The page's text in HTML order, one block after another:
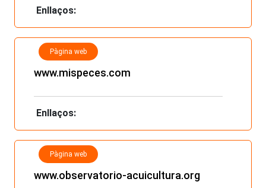
Enllaços:
Pàgina web
www.mispeces.com
Enllaços:
Pàgina web
www.observatorio-acuicultura.org